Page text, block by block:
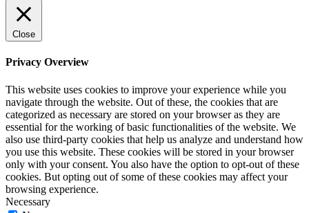
Close
Privacy Overview
This website uses cookies to improve your experience while you
navigate through the website. Out of these, the cookies that are
categorized as necessary are stored on your browser as they are
essential for the working of basic functionalities of the website. We
also use third-party cookies that help us analyze and understand how
you use this website. These cookies will be stored in your browser
only with your consent. You also have the option to opt-out of these
cookies. But opting out of some of these cookies may affect your
browsing experience.
Necessary